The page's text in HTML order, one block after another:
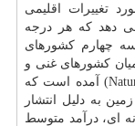
تغییرات اقلیمی
دهد که هر درجه
چهارم کشورهای
کشورهای غنی و
فقیر را زیاد می کند. در گزارش مجله نیچر (Nature) آمده است که
به دلیل انتشار
ای، درآمد متوسط